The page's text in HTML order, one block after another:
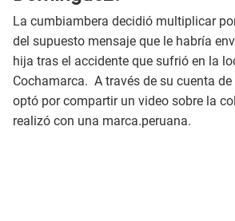
La cumbiambera decidió multiplicar
del supuesto mensaje que le habría
hija tras el accidente que sufrió en la
Cochamarca. A través de su cuenta
optó por compartir un video sobre la
realizó con una marca.peruana.